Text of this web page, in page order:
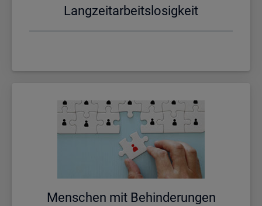
Lang­zeit­ar­beits­lo­sig­keit
Men­schen mit Be­hin­de­run­gen